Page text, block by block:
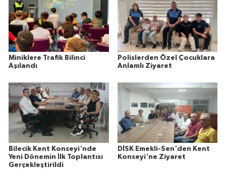
Miniklere Trafik Bilinci
Aşılandı
Polislerden Özel Çocuklara
Anlamlı Ziyaret
Bilecik Kent Konseyi'nde
Yeni Dönemin İlk Toplantısı
Gerçekleştirildi
DİSK Emekli-Sen'den Kent
Konseyi'ne Ziyaret